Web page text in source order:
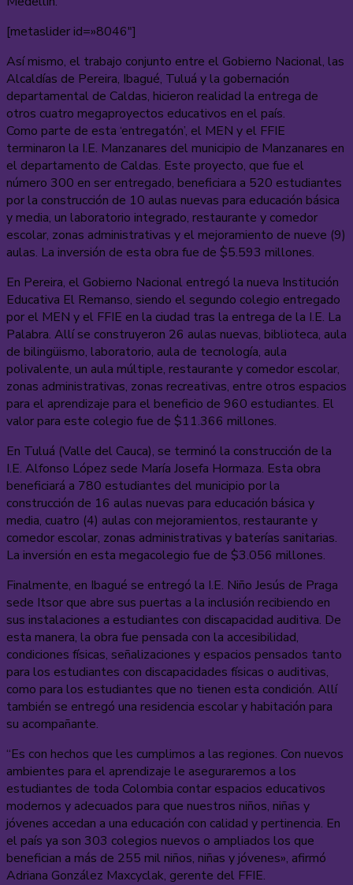
[metaslider id=»8046″]
Así mismo, el trabajo conjunto entre el Gobierno Nacional, las
Alcaldías de Pereira, Ibagué, Tuluá y la gobernación
departamental de Caldas, hicieron realidad la entrega de
otros cuatro megaproyectos educativos en el país.
Como parte de esta ‘entregatón’, el MEN y el FFIE
terminaron la I.E. Manzanares del municipio de Manzanares en
el departamento de Caldas. Este proyecto, que fue el
número 300 en ser entregado, beneficiara a 520 estudiantes
por la construcción de 10 aulas nuevas para educación básica
y media, un laboratorio integrado, restaurante y comedor
escolar, zonas administrativas y el mejoramiento de nueve (9)
aulas. La inversión de esta obra fue de $5.593 millones.
En Pereira, el Gobierno Nacional entregó la nueva Institución
Educativa El Remanso, siendo el segundo colegio entregado
por el MEN y el FFIE en la ciudad tras la entrega de la I.E. La
Palabra. Allí se construyeron 26 aulas nuevas, biblioteca, aula
de bilingüismo, laboratorio, aula de tecnología, aula
polivalente, un aula múltiple, restaurante y comedor escolar,
zonas administrativas, zonas recreativas, entre otros espacios
para el aprendizaje para el beneficio de 960 estudiantes. El
valor para este colegio fue de $11.366 millones.
En Tuluá (Valle del Cauca), se terminó la construcción de la
I.E. Alfonso López sede María Josefa Hormaza. Esta obra
beneficiará a 780 estudiantes del municipio por la
construcción de 16 aulas nuevas para educación básica y
media, cuatro (4) aulas con mejoramientos, restaurante y
comedor escolar, zonas administrativas y baterías sanitarias.
La inversión en esta megacolegio fue de $3.056 millones.
Finalmente, en Ibagué se entregó la I.E. Niño Jesús de Praga
sede Itsor que abre sus puertas a la inclusión recibiendo en
sus instalaciones a estudiantes con discapacidad auditiva. De
esta manera, la obra fue pensada con la accesibilidad,
condiciones físicas, señalizaciones y espacios pensados tanto
para los estudiantes con discapacidades físicas o auditivas,
como para los estudiantes que no tienen esta condición. Allí
también se entregó una residencia escolar y habitación para
su acompañante.
“Es con hechos que les cumplimos a las regiones. Con nuevos
ambientes para el aprendizaje le aseguraremos a los
estudiantes de toda Colombia contar espacios educativos
modernos y adecuados para que nuestros niños, niñas y
jóvenes accedan a una educación con calidad y pertinencia. En
el país ya son 303 colegios nuevos o ampliados los que
benefician a más de 255 mil niños, niñas y jóvenes», afirmó
Adriana González Maxcyclak, gerente del FFIE.